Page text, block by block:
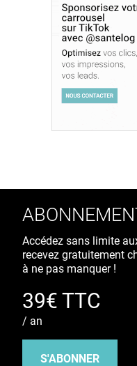
Accédez sans limite
recevez gratuitement
à ne pas manquer !
39€ TTC
/ an
S'ABONNER